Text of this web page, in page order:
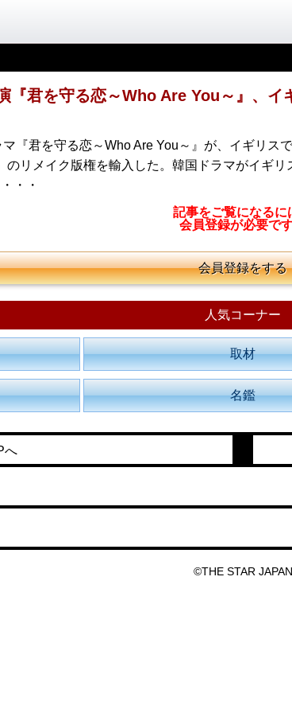
『君を守る恋～Who Are You～』、イ
『君を守る恋～Who Are You～』が、イギリス
リメイク版権を輸入した。韓国ドラマがイギ
・・
記事をご覧になるに
会員登録が必要です
会員登録をする
人気コーナー
取材
名鑑
へ
©THE STAR JAPAN